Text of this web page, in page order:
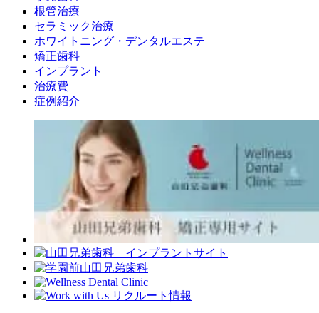
根管治療
セラミック治療
ホワイトニング・デンタルエステ
矯正歯科
インプラント
治療費
症例紹介